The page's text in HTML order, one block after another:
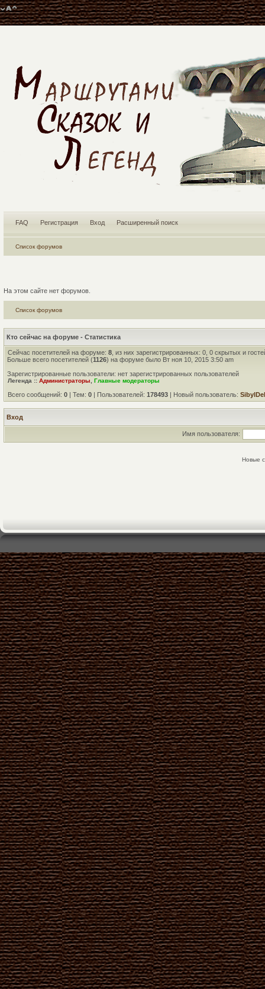
FAQ Регистрация Вход Расширенный поиск
Список форумов
На этом сайте нет форумов.
Список форумов
Кто сейчас на форуме - Статистика
Сейчас посетителей на форуме: 8 , из них зарегистрированных: 0, 0 скрытых и
Больше всего посетителей (1126) на форуме было Вт ноя 10, 2015 3:50 am
Зарегистрированные пользователи: нет зарегистрированных пользователей
Легенда :: Администраторы Главные модераторы
Всего сообщений: 0 | Тем: 0 | Пользователей: 178493 | Новый пользователь: SibylDel
Вход
Имя пользователя:
Новые